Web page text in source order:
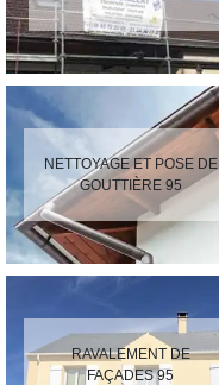
NETTOYAGE ET POSE DE
GOUTTIÈRE 95
RAVALEMENT DE
FAÇADES 95